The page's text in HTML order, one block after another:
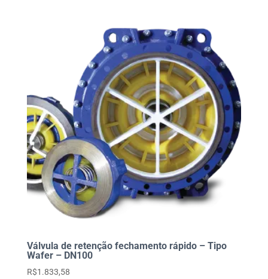
Válvula de retenção fechamento rápido – Tipo
Wafer – DN100
R$1.833,58